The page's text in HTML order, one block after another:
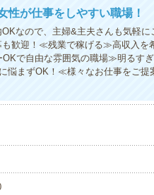
性が仕事をしやすい職場！
なので、主婦&主夫さんも気軽
歓迎！≪残業で稼げる≫高収入を
で自由な雰囲気の職場≫明るす
悩まずOK！≪様々なお仕事をご